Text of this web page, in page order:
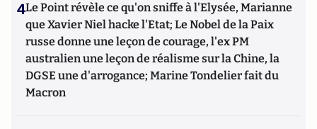
4Le Point révèle ce qu'on sniffe à l'Elysée, Marianne
que Xavier Niel hacke l'Etat; Le Nobel de la Paix
russe donne une leçon de courage, l'ex PM
australien une leçon de réalisme sur la Chine, la
DGSE une d'arrogance; Marine Tondelier fait du
Macron